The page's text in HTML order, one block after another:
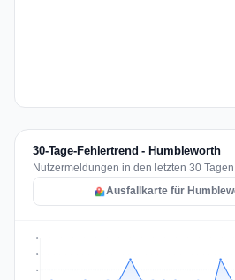
30-Tage-Fehlertrend - Humbleworth
Nutzermeldungen in den letzten 30 Tagen
Ausfallkarte für
2
2
3